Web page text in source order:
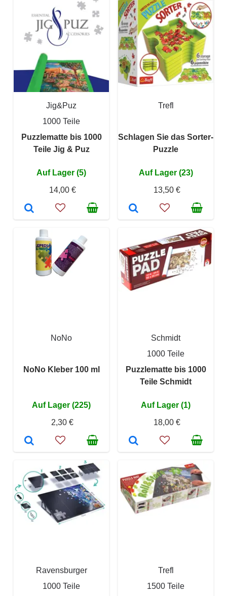
Jig&Puz
1000 Teile
Puzzlematte bis 1000
Teile Jig & Puz
Auf Lager (5)
14,00 €
Trefl
Schlagen Sie das Sorter-
Puzzle
Auf Lager (23)
13,50 €
NoNo
NoNo Kleber 100 ml
Auf Lager (225)
2,30 €
Schmidt
1000 Teile
Puzzlematte bis 1000
Teile Schmidt
Auf Lager (1)
18,00 €
Ravensburger
1000 Teile
Trefl
1500 Teile